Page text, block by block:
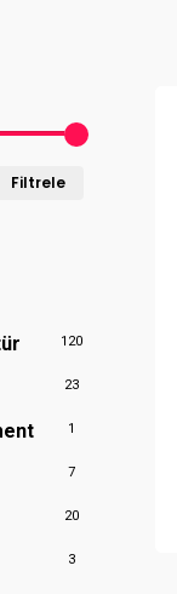
Filtrele
120
23
1
7
20
3